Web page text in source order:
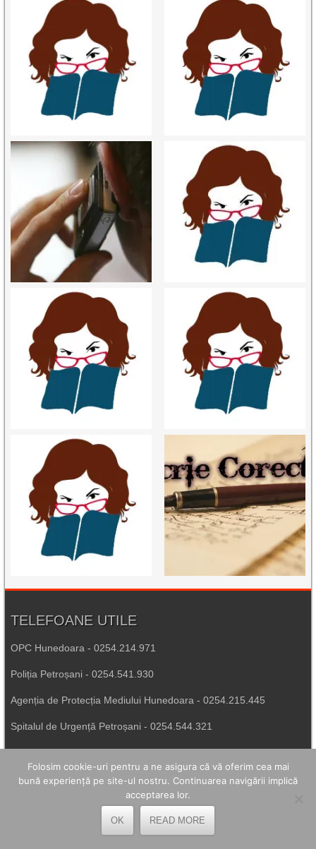
TELEFOANE UTILE
OPC Hunedoara - 0254.214.971
Poliția Petroșani - 0254.541.930
Agenția de Protecția Mediului Hunedoara - 0254.215.445
Spitalul de Urgență Petroșani - 0254.544.321
Număr Unic de Urgență - 112
Folosim cookie-uri pentru a ne asigura că vă oferim cea mai
bună experiență pe site-ul nostru. Continuarea navigării implică
acceptarea lor.
OK READ MORE